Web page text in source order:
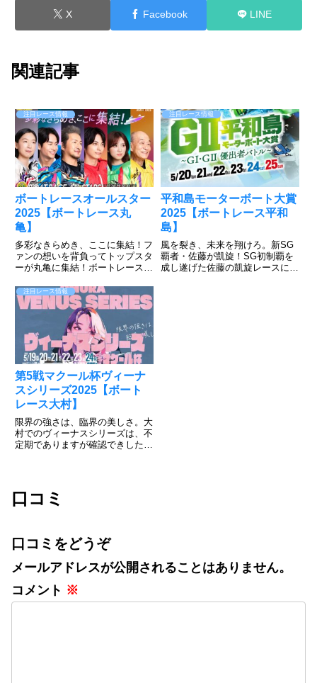
X Facebook LINE
関連記事
注目レース情報
ボートレースオールスター
2025【ボートレース丸
亀】
多彩なきらめき、ここに集結！フ
ァンの想いを背負ってトップスタ
ーが丸亀に集結！ボートレース丸
第52回ボートレースオールスタ
ー」が開催される。ファン投票で
選ばれた選手など52人が丸亀ナ
イターに集結。ファンの思い...
注目レース情報
平和島モーターボート大賞
2025【ボートレース平和
島】
風を裂き、未来を翔けろ。新SG
覇者・佐藤が凱旋！SG初制覇を
成し遂げた佐藤の凱旋レースに注
注目レース情報
第5戦マクール杯ヴィーナ
スシリーズ2025【ボート
レース大村】
限界の強さは、臨界の美しさ。大
村でのヴィーナスシリーズは、不
定期でありますが確認できしたい
ょう。投票すれば、50名様にク
オカードと大村マイルが20ポイ...
口コミ
口コミをどうぞ
メールアドレスが公開されることはありません。
コメント ※